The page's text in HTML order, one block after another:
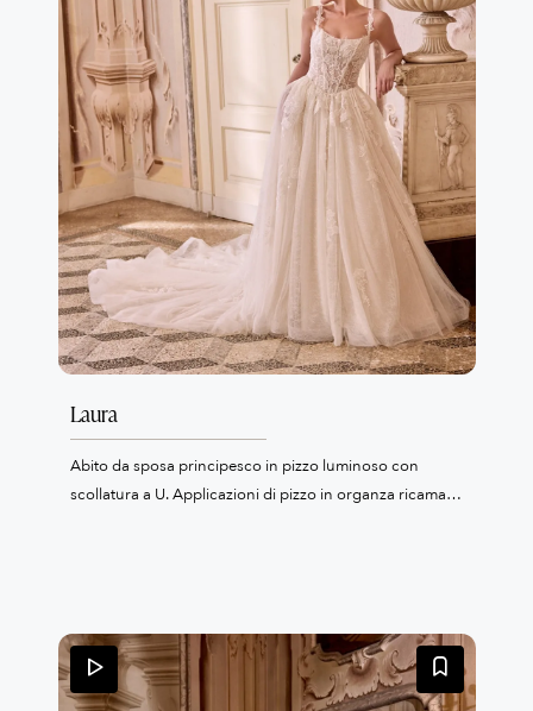
Laura
Abito da sposa principesco in pizzo luminoso con
scollatura a U. Applicazioni di pizzo in organza ricamate
tono e microperline. Il corpetto, leggermente
trasparente, lascia intravedere le stecche a vista e
termina in un elegante punto vita a baschina. La gonna